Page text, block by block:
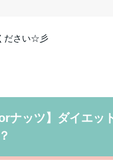
ださい☆彡
orナッツ】ダイエッ